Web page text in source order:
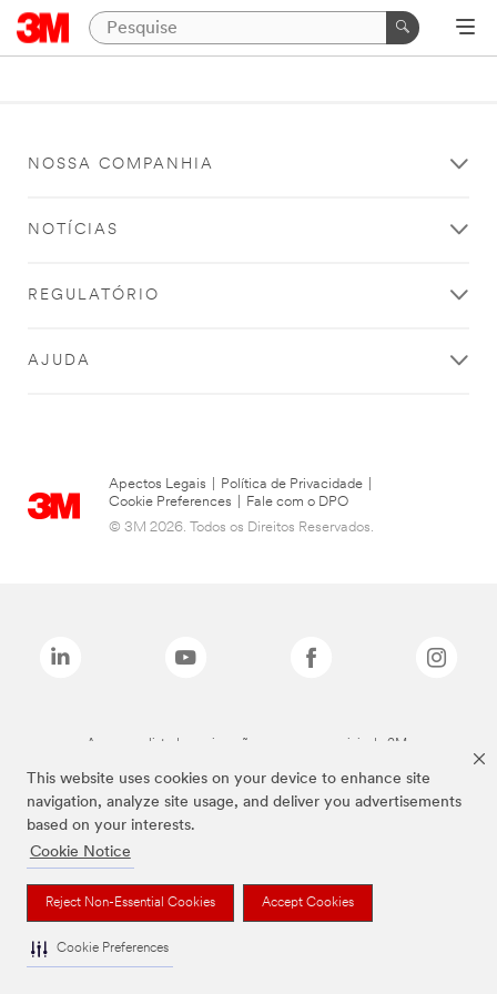
This website uses cookies on your device to enhance site
navigation, analyze site usage, and deliver you advertisements
based on your interests.
Cookie Notice
Reject Non-Essential Cookies Accept Cookies
Cookie Preferences
NOSSA COMPANHIA
NOTÍCIAS
REGULATÓRIO
AJUDA
Apectos Legais Política de Privacidade
Cookie Preferences
Fale com o DPO
© 3M 2026. Todos os Direitos Reservados.
As marcas listadas a cima são marcas comerciais da 3M.